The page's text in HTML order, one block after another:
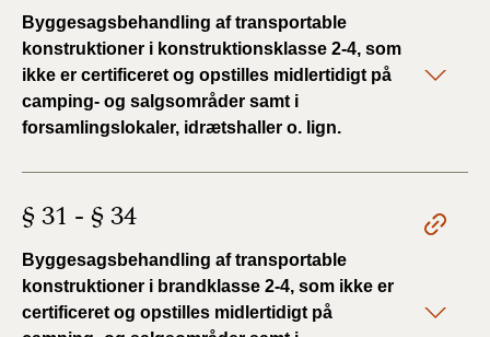
Byggesagsbehandling af transportable
konstruktioner i konstruktionsklasse 2-4, som
ikke er certificeret og opstilles midlertidigt på
camping- og salgsområder samt i
forsamlingslokaler, idrætshaller o. lign.
§ 31 - § 34
Byggesagsbehandling af transportable
konstruktioner i brandklasse 2-4, som ikke er
certificeret og opstilles midlertidigt på